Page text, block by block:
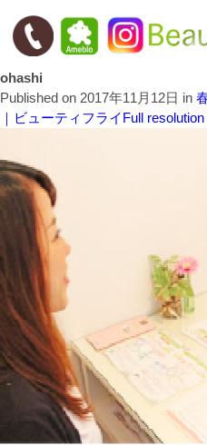
ohashi
Published on 2017年11月12日 in
｜ビューティフライFull